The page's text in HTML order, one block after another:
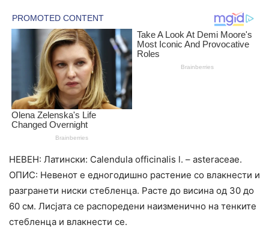
НЕВЕН: Латински: Calendula officinalis l. – asteraceae.
ОПИС: Невенот е едногодишно растение со влакнести и
разгранети ниски стебленца. Расте до висина од 30 до
60 см. Лисјата се распоредени наизменично на тенките
стебленца и влакнести се.